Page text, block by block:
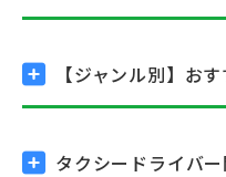
【ジャンル別】 お
タクシードライバ